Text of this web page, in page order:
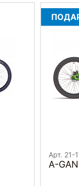
Арт. 21-
A-